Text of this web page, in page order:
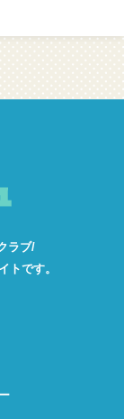
ラブ/
トです。